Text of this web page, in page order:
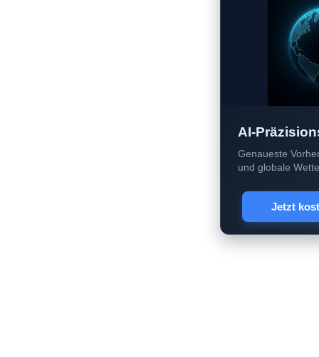
AI-
Genaueste
und globale
Jetzt